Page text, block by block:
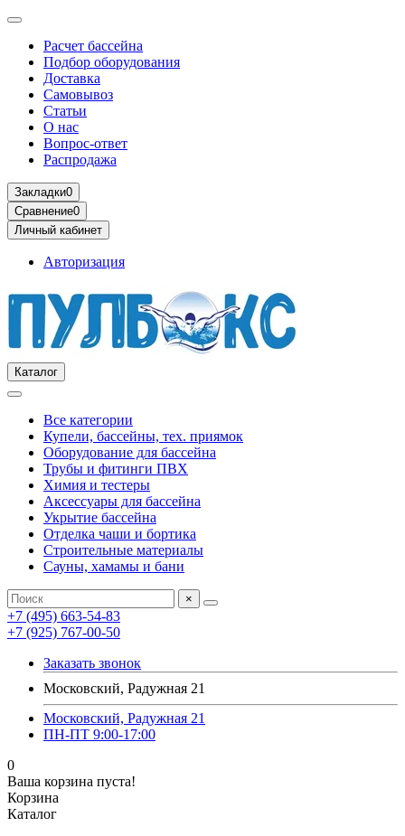
Расчет бассейна
Подбор оборудования
Доставка
Самовывоз
Статьи
О нас
Вопрос-ответ
Распродажа
Закладки0
Сравнение0
Личный кабинет
Авторизация
Каталог
Все категории
Купели, бассейны, тех. приямок
Оборудование для бассейна
Трубы и фитинги ПВХ
Химия и тестеры
Аксессуары для бассейна
Укрытие бассейна
Отделка чаши и бортика
Строительные материалы
Сауны, хамамы и бани
×
+7 (495) 663-54-83
+7 (925) 767-00-50
Заказать звонок
Московский, Радужная 21
Московский, Радужная 21
ПН-ПТ 9:00-17:00
0
Ваша корзина пуста!
Корзина
Каталог